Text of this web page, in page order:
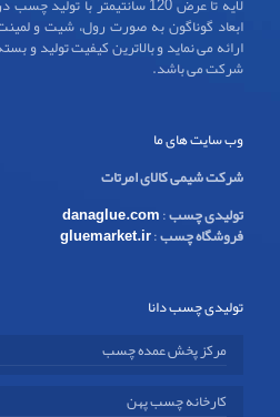
ابعاد گوناگون به صورت رول، شیت و
ارائه می نماید و بالاترین کیفیت تولید و
شرکت می باشد.
وب سایت های ما
شرکت شیمی کالای امرتات
تولیدی چسب:
danaglue.com
فروشگاه چسب:
gluemarket.ir
تولیدی چسب دانا
مرکز پخش عمده چسب
کارخانه چسب پهن